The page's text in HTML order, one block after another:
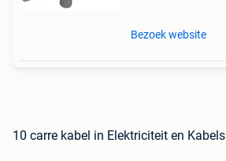
Bezoek website
10 carre kabel in Elektriciteit en Kabels